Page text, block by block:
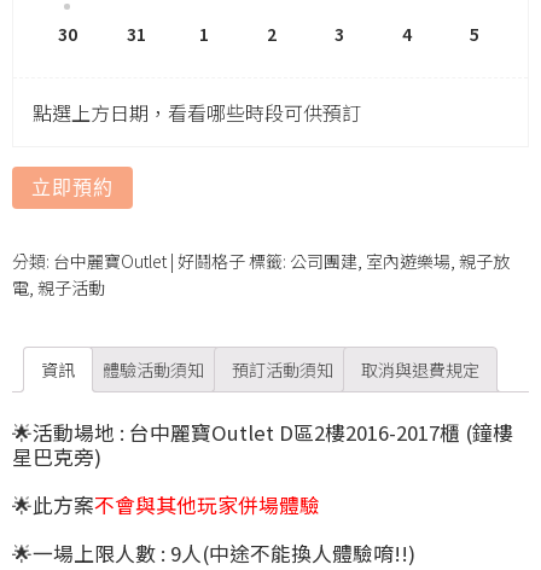
30
31 1 2 3 4 5
點選上方日期，看看哪些時段可供預訂
立即預約
分類: 台中麗寶Outlet | 好鬪格子標籤: 公司團建, 室內遊樂場, 親子放
電, 親子活動
資訊 體驗活動須知 預訂活動須知 取消與退費規定
🌟活動場地 : 台中麗寶Outlet D區2樓2016-2017櫃 (鐘樓
星巴克旁)
🌟此方案不會與其他玩家併場體驗
🌟一場上限人數 : 9人(中途不能換人體驗唷!!)